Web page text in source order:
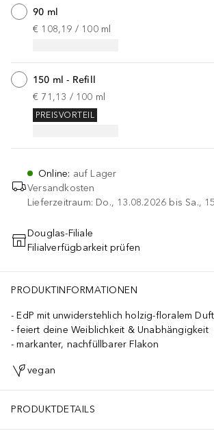
90 ml
€ 108,19 / 100 ml
150 ml - Refill
€ 71,13 / 100 ml
PREISVORTEIL
Online: auf Lager
Versandkosten
Lieferzeitraum: Do., 13.08.2026 bis Sa.,
IN DEN WARENKORB
Douglas-Filiale
Filialverfügbarkeit prüfen
PRODUKTINFORMATIONEN
EdP mit unwiderstehlich holzig-floralem Duft
feiert deine Weiblichkeit & Unabhängigkeit
markanter, nachfüllbarer Flakon
vegan
PRODUKTDETAILS